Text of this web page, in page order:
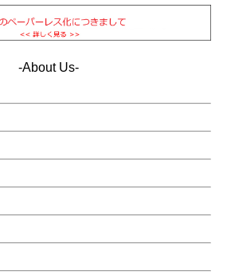
-About Us-
プへ戻る
見る
ン
ガイド
法表示
取扱い